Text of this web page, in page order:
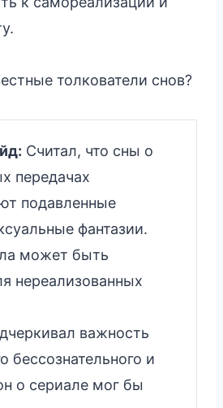
толкователи снов?
Считал, что сны о
передачах
подавленные
фантазии.
может быть
нереализованных
важность
бессознательного и
о сериале мог бы